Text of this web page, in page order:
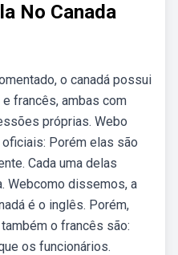
No Canada
o canadá possui
francês, ambas com
próprias. Webo
Porém elas são
Cada uma delas
Webcomo dissemos, a
é o inglês. Porém,
o francês são:
os funcionários.